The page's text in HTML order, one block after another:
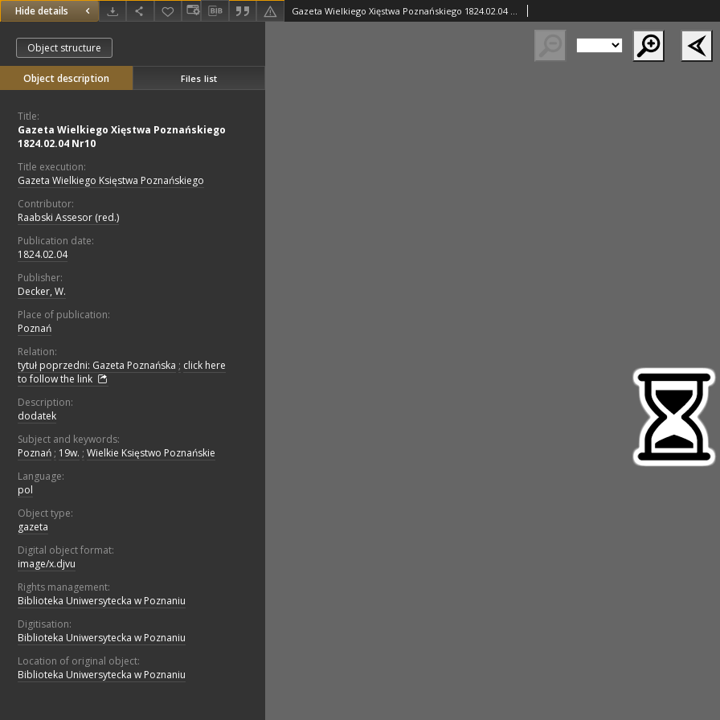
Hide details Gazeta Wielkiego Xięstwa Poznańskiego 1824.02.04 Nr10
Object structure
Object description Files list
Title:
Gazeta Wielkiego Xięstwa Poznańskiego
1824.02.04 Nr10
Title execution:
Gazeta Wielkiego Księstwa Poznańskiego
Contributor:
Raabski Assesor (red.)
Publication date:
1824.02.04
Publisher:
Decker, W.
Place of publication:
Poznań
Relation:
tytuł poprzedni: Gazeta Poznańska ; click here
to follow the link
Description:
dodatek
Subject and keywords:
Poznań ; 19w. ; Wielkie Księstwo Poznańskie
Language:
pol
Object type:
gazeta
Digital object format:
image/x.djvu
Rights management:
Biblioteka Uniwersytecka w Poznaniu
Digitisation:
Biblioteka Uniwersytecka w Poznaniu
Location of original object:
Biblioteka Uniwersytecka w Poznaniu